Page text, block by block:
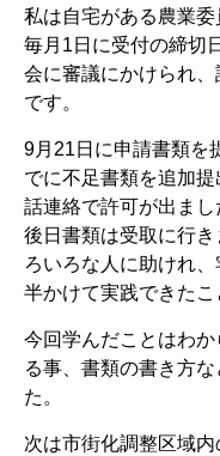
私は自宅がある農業委
毎月1日に受付の締切
会に審議にかけられ
です。
9月21日に申請書類を
でに不足書類を追加
話連絡で許可が出まし
後日書類は受取に行
ろいろな人に助けれ
半かけて実践できたこ
今回学んだことはわ
る事、書類の書き方
た。
次は市街化調整区域